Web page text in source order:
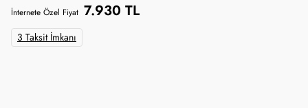
İnternete Özel Fiyat 7.930 TL
3 Taksit İmkanı